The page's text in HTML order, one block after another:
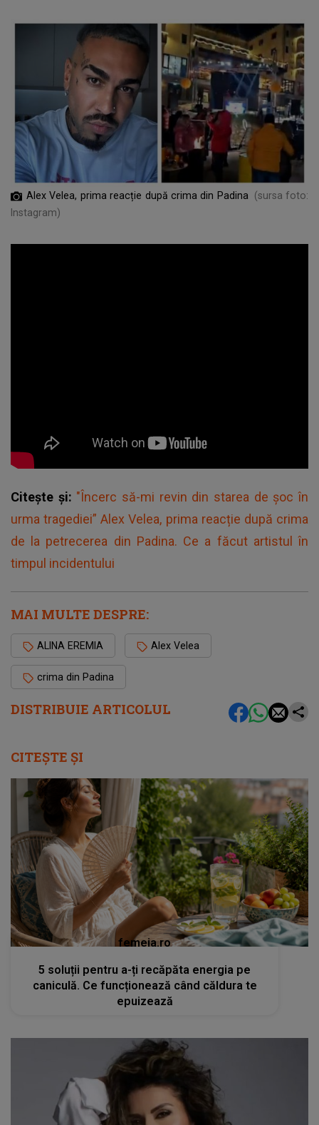
DISTRIBUIE ARTICOLUL
Alex Velea, prima reacție după crima din Padina (sursa foto:
Instagram)
Citește și: "Încerc să-mi revin din starea de șoc în
urma tragediei” Alex Velea, prima reacție după crima
de la petrecerea din Padina. Ce a făcut artistul în
timpul incidentului
MAI MULTE DESPRE:
ALINA EREMIA Alex Velea
crima din Padina
CITEȘTE ȘI
femeia.ro
5 soluții pentru a-ți recăpăta energia pe
caniculă. Ce funcționează când căldura te
epuizează